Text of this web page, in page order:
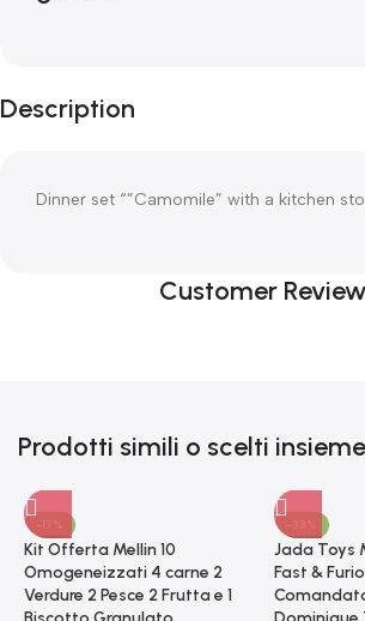
Description
Dinner set “”Camomile” with a kitchen
Customer
Prodotti simili o scelti insieme
-17%
Kit Offerta Mellin 10
Omogeneizzati 4 carne 2
Verdure 2 Pesce 2 Frutta e 1
-33%
Jada Toys
Fast &